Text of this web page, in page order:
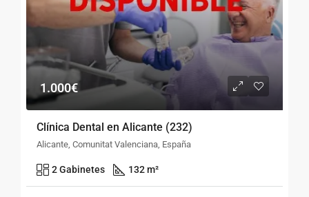
1.000€
Clínica Dental en Alicante (232)
Alicante, Comunitat Valenciana, España
2 Gabinetes 132 m²